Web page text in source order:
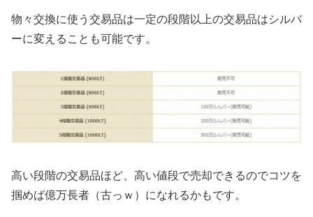
物々交換に使う交易品は一定の段階以上の交易品はシルバ
ーに変えることも可能です。
高い段階の交易品ほど、高い値段で売却できるのでコツを
掴めば億万長者（古っｗ）になれるかもです。